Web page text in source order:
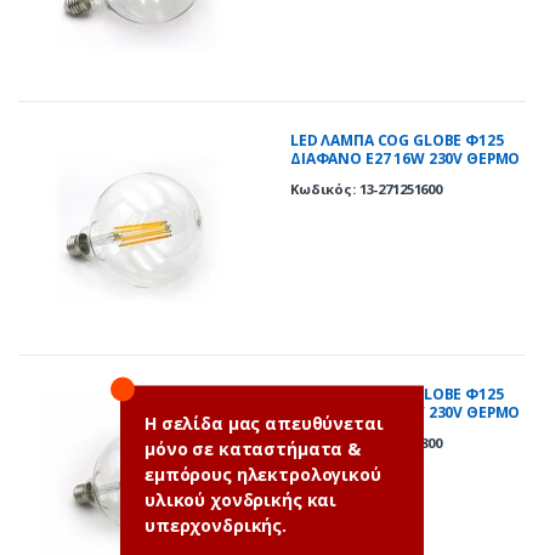
LED ΛΑΜΠΑ COG GLOBE Φ125
ΔΙΑΦΑΝΟ Ε27 16W 230V ΘΕΡΜΟ
Κωδικός: 13-271251600
LED ΛΑΜΠΑ COG GLOBE Φ125
ΔΙΑΦΑΝΟ Ε27 18W 230V ΘΕΡΜΟ
2800K
Κωδικός: 13-271251800
Η σελίδα μας απευθύνεται
μόνο σε καταστήματα &
εμπόρους ηλεκτρολογικού
υλικού χονδρικής και
υπερχονδρικής.